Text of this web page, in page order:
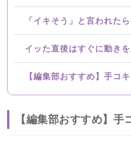
「イキそう」と言われた
イッた直後はすぐに動き
【編集部おすすめ】手コ
【編集部おすすめ】